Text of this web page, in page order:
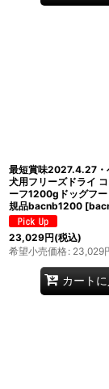
最短賞味2027.4.27・
犬用フリーズドライ
ーフ1200gドッグフ
規品bacnb1200 [
23,029円(税込)
希望小売価格: 23,029
カート